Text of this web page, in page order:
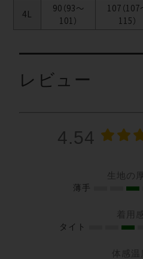
4L
90（93～
101）
107（107
115）
レビュー
4.54
生地の
薄手
着用
タイト
体感